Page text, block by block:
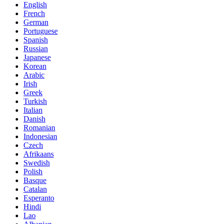
English
French
German
Portuguese
Spanish
Russian
Japanese
Korean
Arabic
Irish
Greek
Turkish
Italian
Danish
Romanian
Indonesian
Czech
Afrikaans
Swedish
Polish
Basque
Catalan
Esperanto
Hindi
Lao